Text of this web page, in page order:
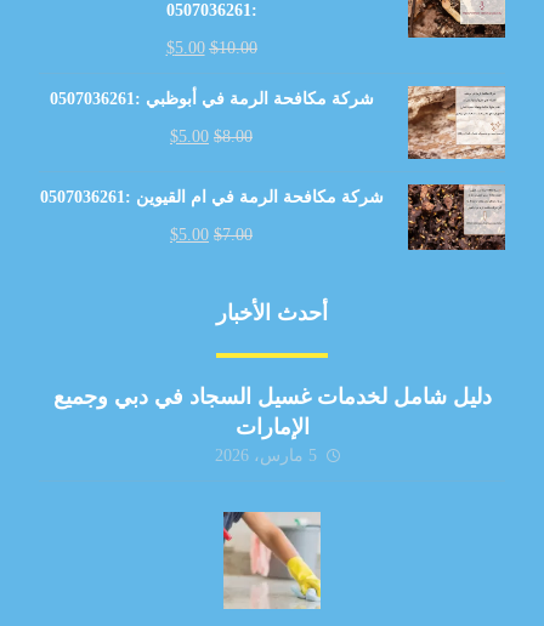
:0507036261
$10.00
$5.00
شركة مكافحة الرمة في أبوظبي :0507036261
$8.00
$5.00
شركة مكافحة الرمة في ام القيوين :0507036261
$7.00
$5.00
أحدث الأخبار
دليل شامل لخدمات غسيل السجاد في دبي وجميع
الإمارات
5 مارس، 2026